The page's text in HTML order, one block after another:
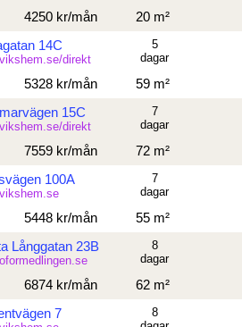
4250 kr/mån 20 m²
14C
direkt
5328 kr/mån 59 m²
5
dagar
15C
direkt
7559 kr/mån 72 m²
7
dagar
100A
5448 kr/mån 55 m²
7
dagar
Långgatan 23B
6874 kr/mån 62 m²
8
dagar
7
8